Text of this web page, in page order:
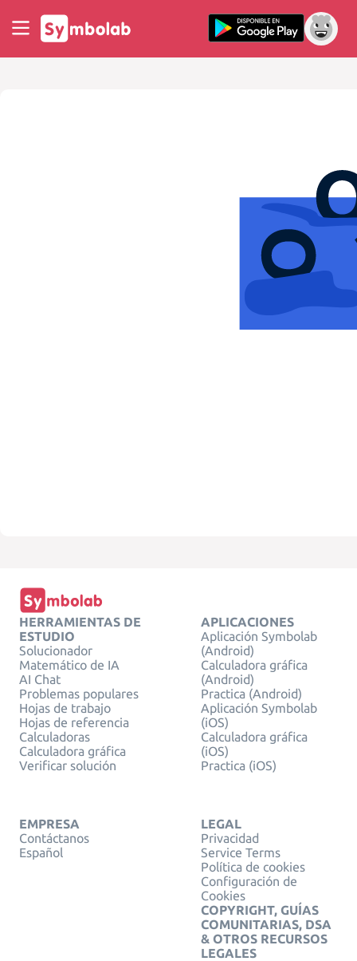
HERRAMIENTAS DE
ESTUDIO
Solucionador
Matemático de IA
AI Chat
Problemas populares
Hojas de trabajo
Hojas de referencia
Calculadoras
Calculadora gráfica
Verificar solución
APLICACIONES
Aplicación Symbolab
(Android)
Calculadora gráfica
(Android)
Practica (Android)
Aplicación Symbolab
(iOS)
Calculadora gráfica
(iOS)
Practica (iOS)
EMPRESA
Contáctanos
Español
LEGAL
Privacidad
Service Terms
Política de cookies
Configuración de
Cookies
COPYRIGHT, GUÍAS
COMUNITARIAS, DSA
& OTROS RECURSOS
LEGALES